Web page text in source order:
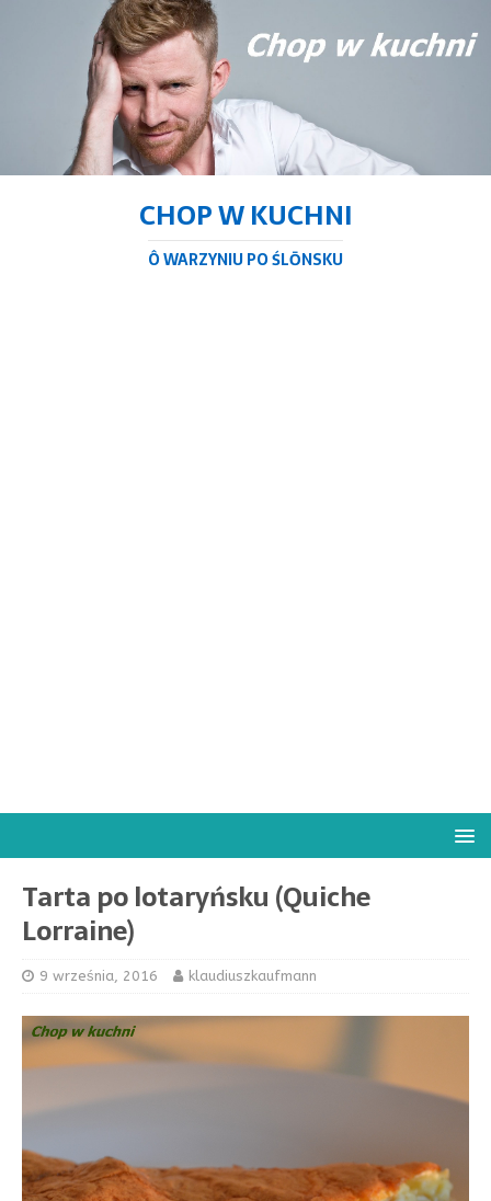
CHOP W KUCHNI
Ô WARZYNIU PO ŚLŌNSKU
Tarta po lotaryńsku (Quiche
Lorraine)
9 września, 2016 klaudiuszkaufmann